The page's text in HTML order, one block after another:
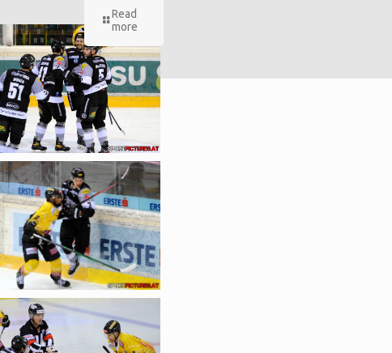
Read
more